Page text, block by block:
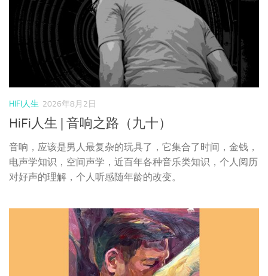
HiFi人生 | 音响之路（九十）
音响，应该是男人最复杂的玩具了，它集合了时间，金钱，
电声学知识，空间声学，近百年各种音乐类知识，个人阅历
对好声的理解，个人听感随年龄的改变。
2026年8月1日
彭康亮《致敬齐尔品：彭康亮演唱中国民
歌》太平洋影音